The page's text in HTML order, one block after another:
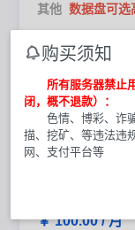
其他 数据盘可选
其他
I P1个双
其他 线 路
￥ 100.00 / 月
购买须知
所有服务器禁止用
闭，概不退款）：
色情、博彩、诈骗
描、挖矿、等违法违
网、支付平台等